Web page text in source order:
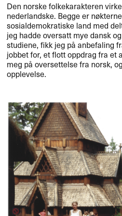
Den norske folkekarakteren
nederlandske. Begge er
sosialdemokratiske land med
jeg hadde oversatt mye dansk
studiene, fikk jeg p​å anbefaling
jobbet for, et flott oppdrag fra et
meg p​å oversettelse fra norsk,
opplevelse.​​